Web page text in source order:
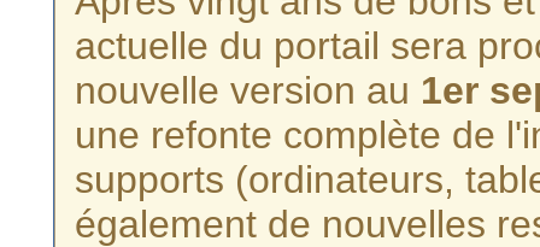
actuelle du portail sera
nouvelle version au 1er
une refonte complète de
supports (ordinateurs,
également de nouvelles